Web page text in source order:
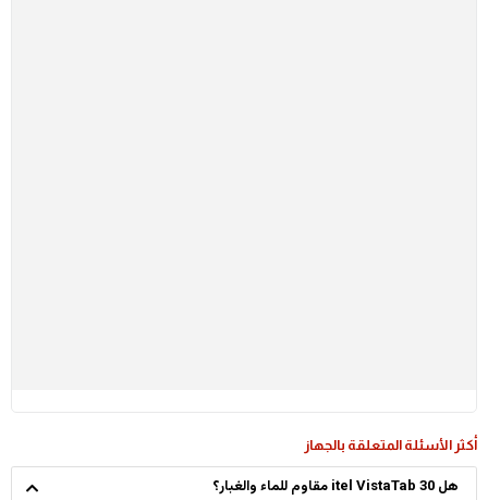
أكثر الأسئلة المتعلقة بالجهاز
هل itel VistaTab 30 مقاوم للماء والغبار؟